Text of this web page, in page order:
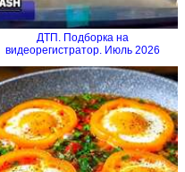
ДТП. Подборка на
видеорегистратор. Июль 2026